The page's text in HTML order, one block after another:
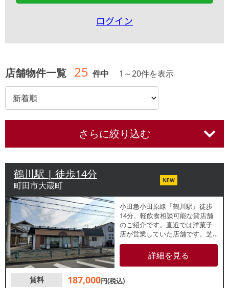
ログイン
店舗物件一覧 25 件中 1 ～20件を表示
さらに絞り込む
鶴川駅 | 徒歩14分
町田市大蔵町 NEW
小田急小田原線『鶴川駅』徒歩
14分、軽飲食相談可能な貸店舗
のご紹介です。直近では洋菓子
店が営業していた店舗です。芝
溝街道沿いの視認性良好なロー
ドサイド物件で、近くではファ
ミリーレストランも営業中！周
年配の方まで幅広い層の集客が
詳細を見る
賃料 187,000円(税込)